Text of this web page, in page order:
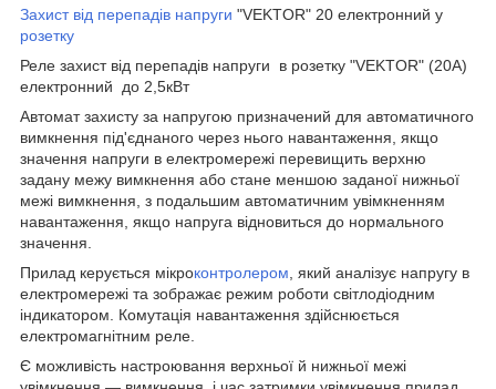
Захист від перепадів напруги "VEKTOR" 20 електронний у
розетку
Реле захист від перепадів напруги в розетку "VEKTOR" (20A)
електронний до 2,5кВт
Автомат захисту за напругою призначений для автоматичного
вимкнення під'єднаного через нього навантаження, якщо
значення напруги в електромережі перевищить верхню
задану межу вимкнення або стане меншою заданої нижньої
межі вимкнення, з подальшим автоматичним увімкненням
навантаження, якщо напруга відновиться до нормального
значення.
Прилад керується мікроконтролером , який аналізує напругу в
електромережі та зображає режим роботи світлодіодним
індикатором. Комутація навантаження здійснюється
електромагнітним реле.
Є можливість настроювання верхньої й нижньої межі